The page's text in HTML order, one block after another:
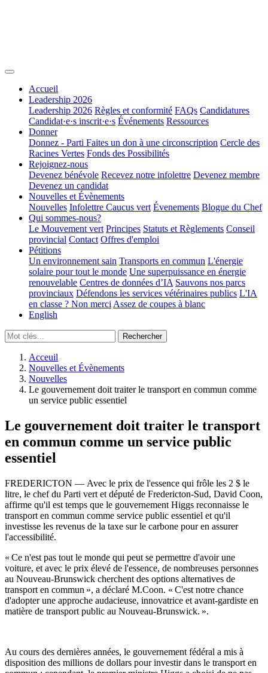
Accueil
Leadership 2026
Leadership 2026 Règles et conformité FAQs Candidatures
Candidat·e·s inscrit·e·s Événements Ressources
Donner
Donnez - Parti Faites un don à une circonscription Cercle des
Racines Vertes Fonds des Possibilités
Rejoignez-nous
Devenez bénévole Recevez notre infolettre Devenez membre
Devenez un candidat
Nouvelles et Évènements
Nouvelles Infolettre Caucus vert Évenements Blogue du Chef
Qui sommes-nous?
Le Mouvement vert Principes Statuts et Règlements Conseil
provincial Contact Offres d'emploi
Pétitions
Un environnement sain Transports en commun L'énergie
solaire pour tout le monde Une superpuissance en énergie
renouvelable Centres de données d’IA Sauvons nos parcs
provinciaux Défendons les services vétérinaires publics L'IA
en classe ? Non merci Assez de coupes à blanc
English
Acceuil
Nouvelles et Évènements
Nouvelles
Le gouvernement doit traiter le transport en commun comme
un service public essentiel
Le gouvernement doit traiter le transport
en commun comme un service public
essentiel
FREDERICTON — Avec le prix de l'essence qui frôle les 2 $ le
litre, le chef du Parti vert et député de Fredericton-Sud, David Coon,
affirme qu'il est temps que le gouvernement Higgs reconnaisse le
transport en commun comme service public essentiel et qu'il
investisse les revenus de la taxe sur le carbone pour en assurer
l'accessibilité.
« Ce n'est pas tout le monde qui peut se permettre d'avoir une
voiture, et avec le prix élevé de l'essence, de nombreuses personnes
au Nouveau-Brunswick cherchent des options alternatives de
transport en commun », a déclaré M.Coon. « C'est notre chance
d'adopter une approche audacieuse, innovatrice et avant-gardiste en
matière de transport public au Nouveau-Brunswick. ».
Au cours des dernières années, le gouvernement fédéral a mis à
disposition des millions de dollars pour investir dans le transport en